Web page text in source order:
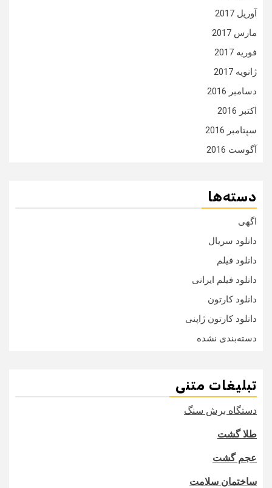
آوریل 2017
مارس 2017
فوریه 2017
ژانویه 2017
دسامبر 2016
اکتبر 2016
سپتامبر 2016
آگوست 2016
دسته‌ها
اگهی
دانلود سریال
دانلود فیلم
دانلود فیلم ایرانی
دانلود کارتون
دانلود کارتون ژاپنی
دسته‌بندی نشده
تبلیغات متنی
دستگاه برش سنگ
طلا گشت
عجم گشت
ساختمان سلامت